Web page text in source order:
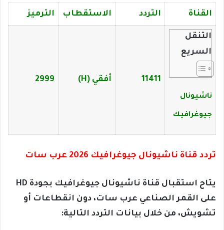
القناة التردد الاستقطاب الترميز
التنقل
السريع
ناشيونال
جيوغرافيك
11411 أفقي (H) 2999
تردد قناة ناشيونال جيوغرافيك 2026 عرب سات
يتاح استقبال قناة ناشيونال جيوغرافيك بجودة HD
على القمر الصناعي عرب سات، دون انقطاعات أو
تشويش، من خلال بيانات التردد التالية: